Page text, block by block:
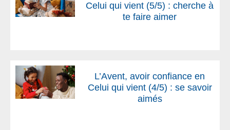
Celui qui vient (5/5) : cherche à
te faire aimer
L’Avent, avoir confiance en
Celui qui vient (4/5) : se savoir
aimés